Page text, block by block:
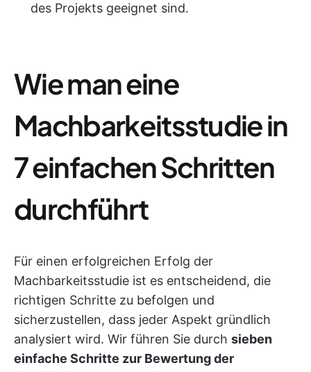
des Projekts geeignet sind.
Wie man eine
Machbarkeitsstudie in
7 einfachen Schritten
durchführt
Für einen erfolgreichen Erfolg der
Machbarkeitsstudie ist es entscheidend, die
richtigen Schritte zu befolgen und
sicherzustellen, dass jeder Aspekt gründlich
analysiert wird. Wir führen Sie durch sieben
einfache Schritte zur Bewertung der